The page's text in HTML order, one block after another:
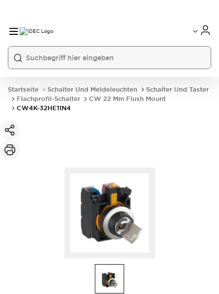
Startseite Schalter Und Meldeleuchten
Schalter Und Taster
Flachprofil-Schalter
CW 22 Mm Flush Mount
CW4K-32HE11N4